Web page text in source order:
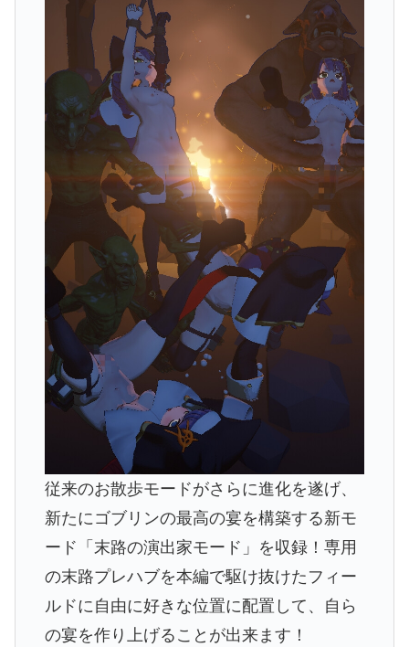
従来のお散歩モードがさらに進化を遂げ、
新たにゴブリンの最高の宴を構築する新モ
ード「末路の演出家モード」を収録！専用
の末路プレハブを本編で駆け抜けたフィー
ルドに自由に好きな位置に配置して、自ら
の宴を作り上げることが出来ます！